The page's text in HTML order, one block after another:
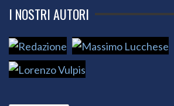
I NOSTRI AUTORI